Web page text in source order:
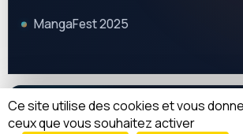
MangaFest 2025
© 2025 JB Mangashop. Tous
Ce site utilise des cookies et vous
ceux que vous souhaitez activer